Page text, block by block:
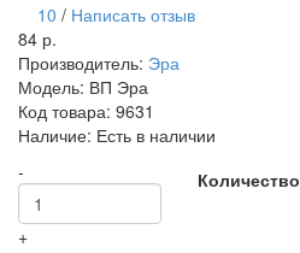
10 / Написать отзыв
84 р.
Производитель: Эра
Модель: ВП Эра
Код товара: 9631
Наличие: Есть в наличии
Количество
-
+